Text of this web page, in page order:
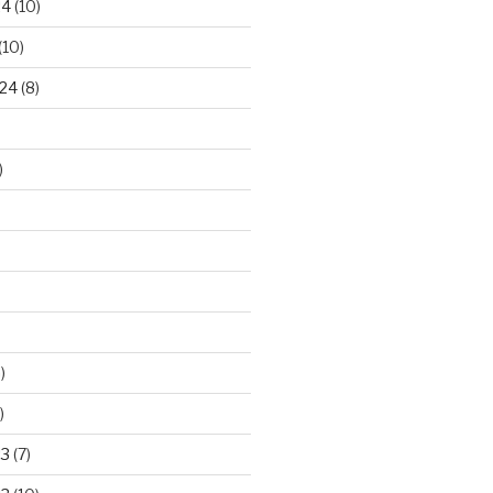
(10)
(8)
(7)